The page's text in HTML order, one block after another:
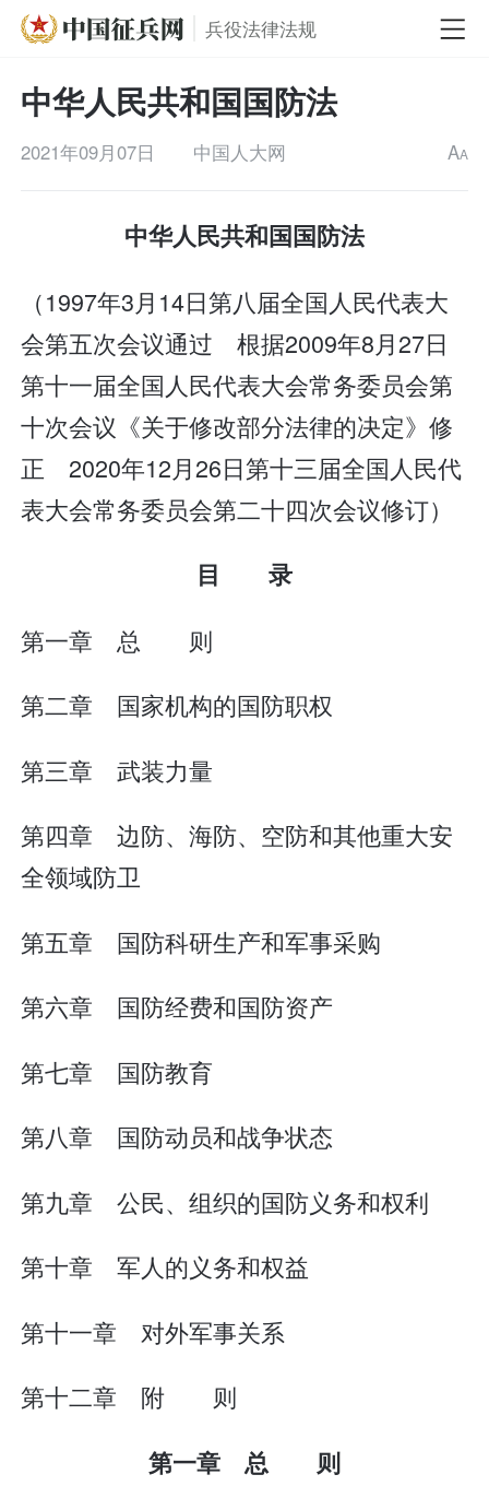
兵役法律法规
中华人民共和国国防法
2021年09月07日 中国人大网 AA
中华人民共和国国防法
（1997年3月14日第八届全国人民代表大
会第五次会议通过 根据2009年8月27日
第十一届全国人民代表大会常务委员会第
十次会议《关于修改部分法律的决定》修
正 2020年12月26日第十三届全国人民代
表大会常务委员会第二十四次会议修订）
目 录
第一章 总 则
第二章 国家机构的国防职权
第三章 武装力量
第四章 边防、海防、空防和其他重大安
全领域防卫
第五章 国防科研生产和军事采购
第六章 国防经费和国防资产
第七章 国防教育
第八章 国防动员和战争状态
第九章 公民、组织的国防义务和权利
第十章 军人的义务和权益
第十一章 对外军事关系
第十二章 附 则
第一章 总 则